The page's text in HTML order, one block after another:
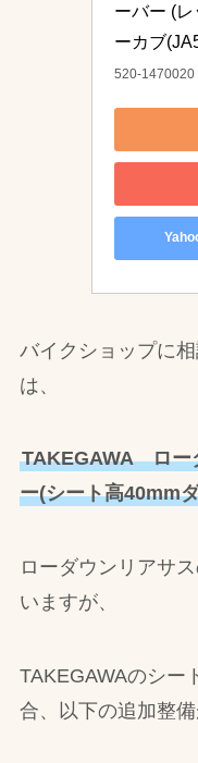
ーバー (
ーカブ
520-1470020
バイクショップに
は、
TAKEGAWA ロー
ー(シート高40mm
ローダウンリアサ
いますが、
TAKEGAWAのシー
合、以下の追加整